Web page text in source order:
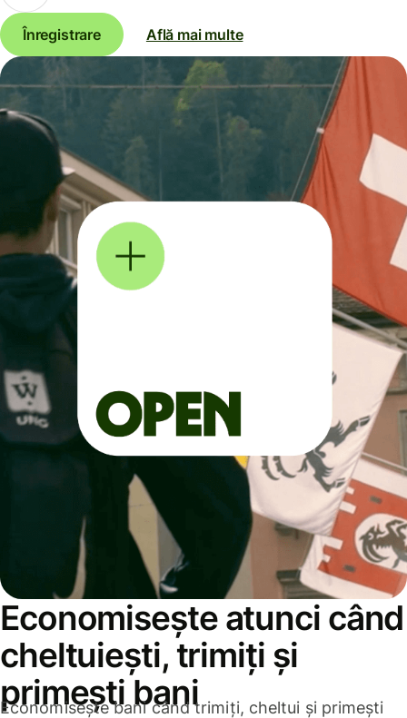
Înregistrare Află mai multe
Economisește atunci când
cheltuiești, trimiți și
primești bani
Economisește bani când trimiți, cheltui și primești